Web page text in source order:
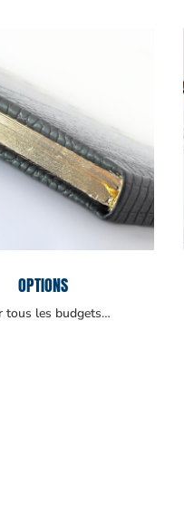
OPTIONS
tous les budgets…